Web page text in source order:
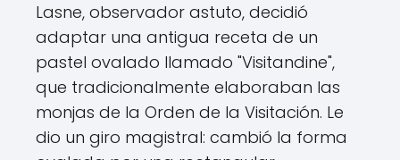
Lasne, observador astuto, decidió
adaptar una antigua receta de un
pastel ovalado llamado "Visitandine",
que tradicionalmente elaboraban las
monjas de la Orden de la Visitación. Le
dio un giro magistral: cambió la forma